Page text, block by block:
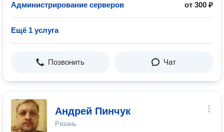
Администрирование серверов от 300 ₽
Ещё 1 услуга
Позвонить Чат
Андрей Пинчук
Рязань